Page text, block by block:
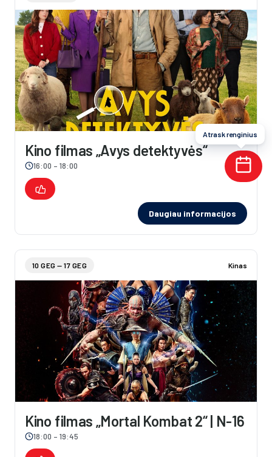
Kino filmas „Avys detektyvės“
16:00 – 18:00
Daugiau informacijos
10 GEG — 17 GEG Kinas
Kino filmas „Mortal Kombat 2“ | N-16
18:00 – 19:45
Atrask renginius